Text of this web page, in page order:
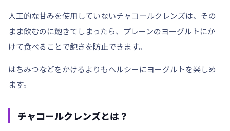
人工的な甘みを使用していないチャコールクレンズは、その
まま飲むのに飽きてしまったら、プレーンのヨーグルトにか
けて食べることで飽きを防止できます。
はちみつなどをかけるよりもヘルシーにヨーグルトを楽しめ
ます。
チャコールクレンズとは？